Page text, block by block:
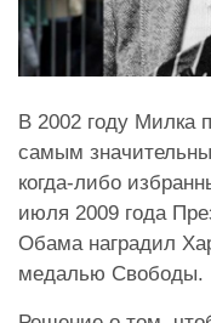
В 2002 году Милка
самым
когда-либо
июля 2009 года
Обама наградил
медалью Свободы.